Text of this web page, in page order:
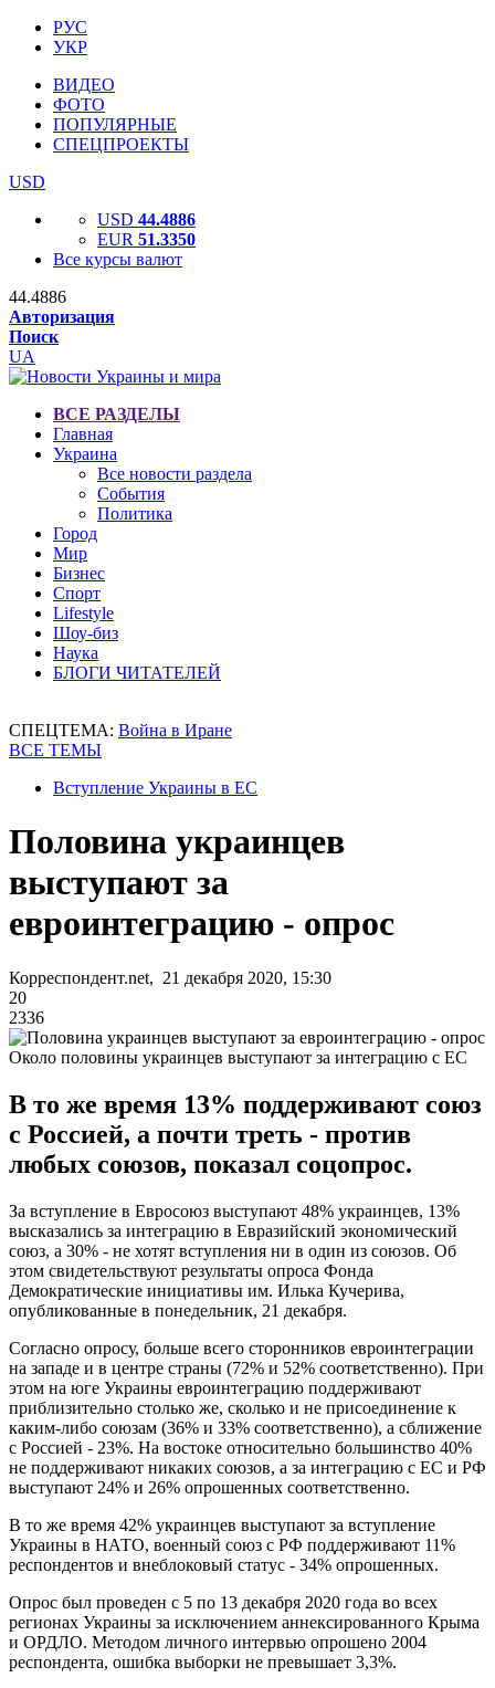
РУС
УКР
ВИДЕО
ФОТО
ПОПУЛЯРНЫЕ
СПЕЦПРОЕКТЫ
USD
USD 44.4886
EUR 51.3350
Все курсы валют
44.4886
Авторизация
Поиск
UA
ВСЕ РАЗДЕЛЫ
Главная
Украина
Все новости раздела
События
Политика
Город
Мир
Бизнес
Спорт
Lifestyle
Шоу-биз
Наука
БЛОГИ ЧИТАТЕЛЕЙ
СПЕЦТЕМА: Война в Иране
ВСЕ ТЕМЫ
Вступление Украины в ЕС
Половина украинцев
выступают за
евроинтеграцию - опрос
Корреспондент.net, 21 декабря 2020, 15:30
20
2336
Около половины украинцев выступают за интеграцию с ЕС
В то же время 13% поддерживают союз
с Россией, а почти треть - против
любых союзов, показал соцопрос.
За вступление в Евросоюз выступают 48% украинцев, 13%
высказались за интеграцию в Евразийский экономический
союз, а 30% - не хотят вступления ни в один из союзов. Об
этом свидетельствуют результаты опроса Фонда
Демократические инициативы им. Илька Кучерива,
опубликованные в понедельник, 21 декабря.
Согласно опросу, больше всего сторонников евроинтеграции
на западе и в центре страны (72% и 52% соответственно). При
этом на юге Украины евроинтеграцию поддерживают
приблизительно столько же, сколько и не присоединение к
каким-либо союзам (36% и 33% соответственно), а сближение
с Россией - 23%. На востоке относительно большинство 40%
не поддерживают никаких союзов, а за интеграцию с ЕС и РФ
выступают 24% и 26% опрошенных соответственно.
В то же время 42% украинцев выступают за вступление
Украины в НАТО, военный союз с РФ поддерживают 11%
респондентов и внеблоковый статус - 34% опрошенных.
Опрос был проведен с 5 по 13 декабря 2020 года во всех
регионах Украины за исключением аннексированного Крыма
и ОРДЛО. Методом личного интервью опрошено 2004
респондента, ошибка выборки не превышает 3,3%.